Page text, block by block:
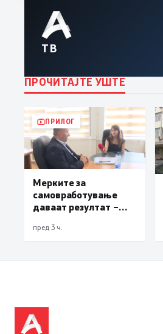
ТВ
ПРОЧИТАЈТЕ УШТЕ
ПРИЛОГ
Мерките за
самовработување
даваат резултат –
историски најниско
пред 3 ч.